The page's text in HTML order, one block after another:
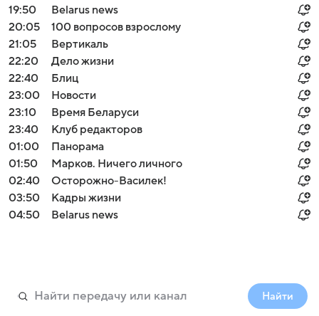
19:50
Belarus news
20:05
100 вопросов взрослому
21:05
Вертикаль
22:20
Дело жизни
22:40
Блиц
23:00
Новости
23:10
Время Беларуси
23:40
Клуб редакторов
01:00
Панорама
01:50
Марков. Ничего личного
02:40
Осторожно-Василек!
03:50
Кадры жизни
04:50
Belarus news
Найти